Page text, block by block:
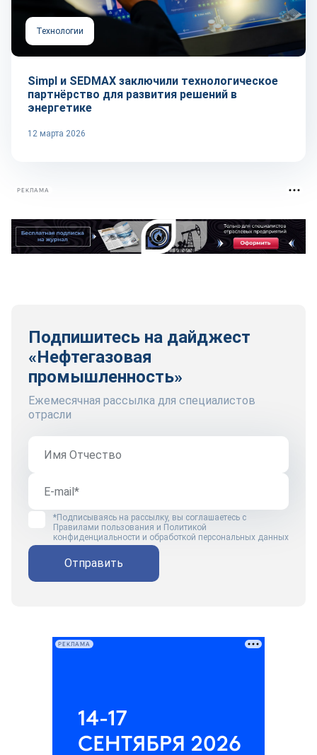
Технологии
Simpl и SEDMAX заключили технологическое
партнёрство для развития решений в
энергетике
12 марта 2026
РЕКЛАМА
Подпишитесь на дайджест
«Нефтегазовая
промышленность»
Ежемесячная рассылка для специалистов
отрасли
*Подписываясь на рассылку, вы соглашаетесь с
Правилами пользования и Политикой
конфиденциальности и обработкой персональных данных
Отправить
РЕКЛАМА